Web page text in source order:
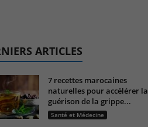
ARTICLES
7 recettes marocaines
naturelles pour accélérer la
guérison de la grippe...
Santé et Médecine